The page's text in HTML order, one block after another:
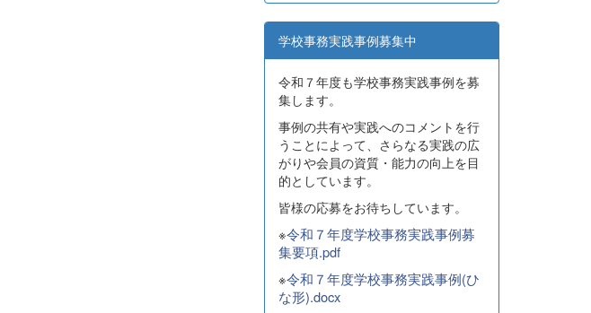
学校事務実践事例募集中
令和７年度も学校事務実践事例を募
集します。
事例の共有や実践へのコメントを行
うことによって、さらなる実践の広
がりや会員の資質・能力の向上を目
的としています。
皆様の応募をお待ちしています。
※令和７年度学校事務実践事例募
集要項.pdf
※令和７年度学校事務実践事例(ひ
な形).docx